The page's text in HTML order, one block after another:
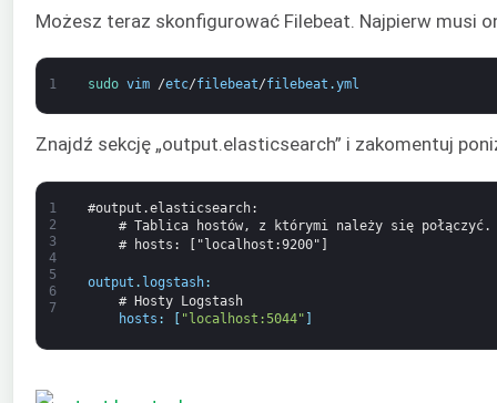
Możesz teraz skonfigurować Filebeat. Najpierw musi
1 sudo vim /etc/filebeat/filebeat .yml
Znajdź sekcję „output.elasticsearch” i zakomentuj
1
2
3
4
5
6
7
#output.elasticsearch:
# Tablica hostów, z którymi należy się połączyć.
# hosts: ["localhost:9200"]
output . logstash:
# Hosty Logstash
hosts : "localhost:5044"